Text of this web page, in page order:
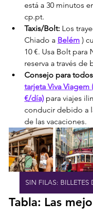
está a 30 minutos
cp.pt.
Taxis/Bolt: Los
Chiado a Belém )
10 €. Usa Bolt para
reserva a través de
Consejo para
tarjeta Viva Viagem
€/día) para viajes
conducir debido a
de las vacaciones.
SIN FILAS: BILLETES
Tabla: Las